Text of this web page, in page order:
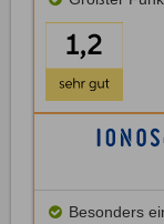
Besonders